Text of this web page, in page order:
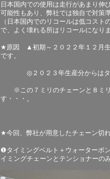
日本国内での使用は走行があまり伸
可能性もあり、弊社では独自で対策
（日本国内でのリコールは低コス
で、よく壊れる所はリコールになり
★原因 ▲初期～２０２２年１２月生
です。
◎２０２３年生産分からはタイ
※この７ミリのチェーンと８ミリ
す・・・。
★今回、弊社が用意したチェーン切
❶タイミングベルト＋ウォーターポ
イミングチェーンとテンショナー